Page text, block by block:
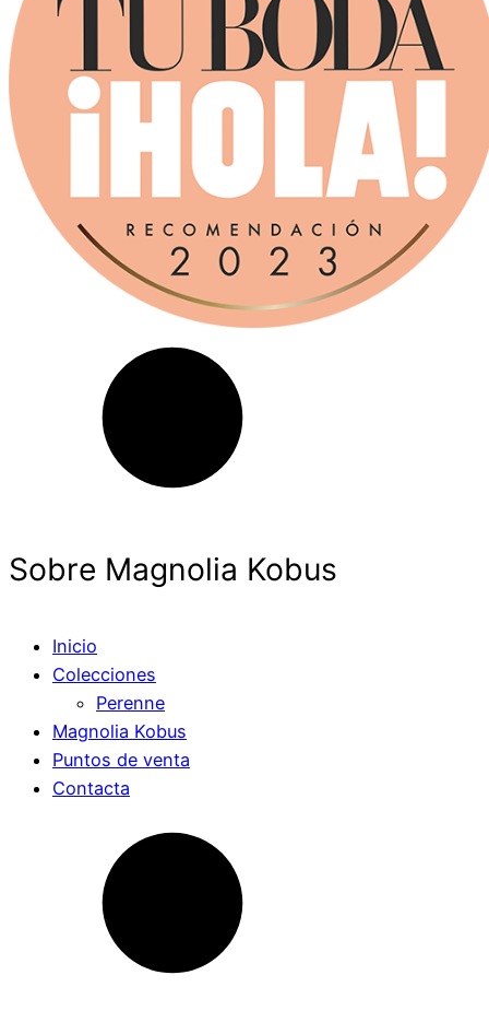
Sobre Magnolia Kobus
Inicio
Colecciones
Perenne
Magnolia Kobus
Puntos de venta
Contacta